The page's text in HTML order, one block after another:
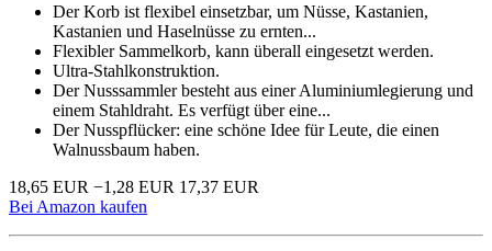
Der Korb ist flexibel einsetzbar, um Nüsse, Kastanien,
Kastanien und Haselnüsse zu ernten...
Flexibler Sammelkorb, kann überall eingesetzt werden.
Ultra-Stahlkonstruktion.
Der Nusssammler besteht aus einer Aluminiumlegierung und
einem Stahldraht. Es verfügt über eine...
Der Nusspflücker: eine schöne Idee für Leute, die einen
Walnussbaum haben.
18,65 EUR −1,28 EUR 17,37 EUR
Bei Amazon kaufen